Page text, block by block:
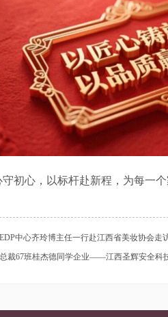
初心，以标杆赴新程，为每一
中心齐玲博主任一行赴江西省美妆协会走
裁67班桂杰德同学企业——江西圣辉安全科